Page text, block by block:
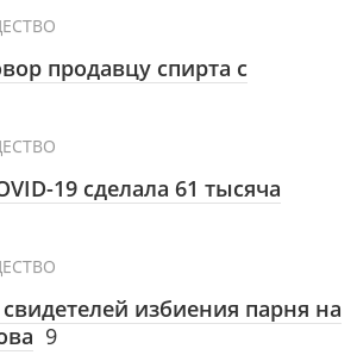
продавцу спирта с
19 сделала 61 тысяча
избиения парня на
9